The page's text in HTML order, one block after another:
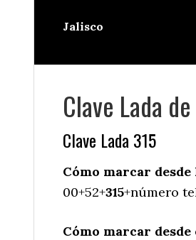
Jalisco
Clave Lada
Clave Lada 315
Cómo marcar
00+52+315+número
Cómo marcar